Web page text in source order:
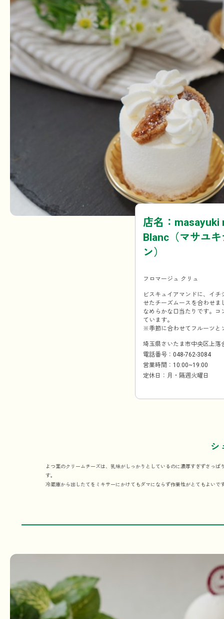
店名：masayuki
Blanc（マサユ
ン）
フロマージュ クリュ
ビスキュイアマンドに、イ
せたチーズムースを合わせ
なめらかな口当たりです。
ています。
※季節に合わせてフルーツと
埼玉県さいたま市中央区上落
電話番号：048-762-3084
営業時間：10:00~19:00
定休日：月・隔週火曜日
シ
よつ葉のクリームチーズは、乳味がしっかりとしているのに濃厚すぎずさっ
す。
冷蔵庫から出したてをミキサーにかけてもダマにならず作業性がとてもよいで